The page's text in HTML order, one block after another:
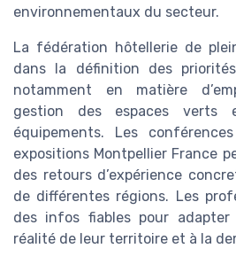
environnementaux du secteur.
La fédération hôtellerie de
dans la définition des
notamment en matière
gestion des espaces
équipements. Les
expositions Montpellier France
des retours d’expérience
de différentes régions. Les
des infos fiables pour
réalité de leur territoire et à la